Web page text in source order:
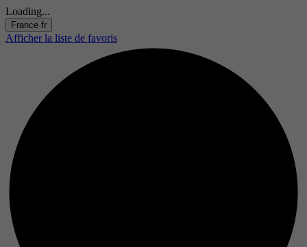
Loading...
France fr
Afficher la liste de favoris